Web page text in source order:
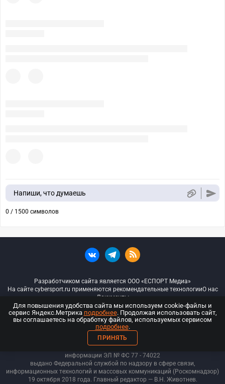
Напиши, что думаешь
0 / 1500 символов
Разработчиком сайта является ООО «ЕСПОРТ Медиа»
На сайте cybersport.ru применяются рекомендательные технологииО нас
Документы
© ООО «Киберспорт.ру» — Все права защищены
18+
ООО «Киберспорт.ру». Свидетельство о регистрации средств массовой
информации ЭЛ № ФС 77 - 74022
выдано Федеральной службой по надзору в сфере связи,
информационных технологий и массовых коммуникаций (Роскомнадзор)
19 октября 2018 года. Главный редактор — В.Н. Животнев.
Для повышения удобства сайта мы используем cookie-файлы и
сервис Яндекс.Метрика подробнее. Продолжая использовать сайт,
вы соглашаетесь на обработку файлов, используемых сервисом
подробнее.
ПРИНЯТЬ